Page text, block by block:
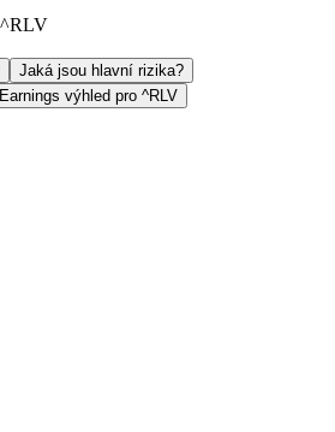
^RLV
Jaká jsou hlavní rizika?
Earnings výhled pro ^RLV